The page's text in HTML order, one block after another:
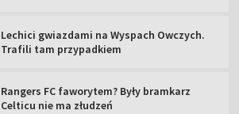
Lechici gwiazdami na Wyspach Owczych.
Trafili tam przypadkiem
Rangers FC faworytem? Były bramkarz
Celticu nie ma złudzeń